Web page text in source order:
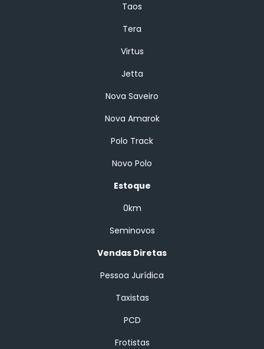
Taos
Tera
Virtus
Jetta
Nova Saveiro
Nova Amarok
Polo Track
Novo Polo
Estoque
0km
Seminovos
Vendas Diretas
Pessoa Jurídica
Taxistas
PCD
Frotistas